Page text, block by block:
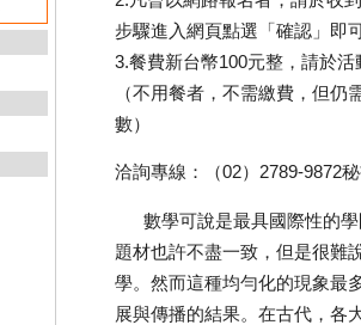
步驟進入網頁點選「確認」即
3.餐費新台幣100元整，請於
（不用餐者，不需繳費，但仍
數）
洽詢專線：（02）2789-9872
數學可說是最具國際性的學
題材也許不盡一致，但是很難
學。然而這種均勻化的現象最
展與傳播的結果。在古代，各